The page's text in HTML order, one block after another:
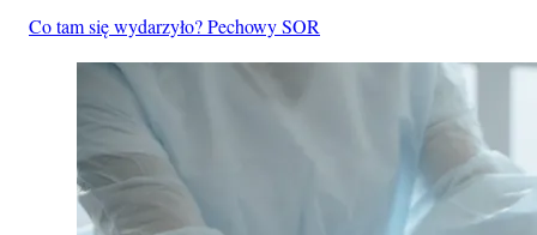
Co tam się wydarzyło? Pechowy SOR